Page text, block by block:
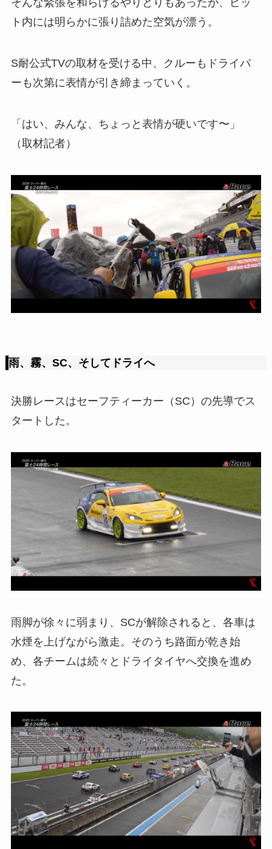
そんな緊張を和らげるやりとりもあったが、ピッ
ト内には明らかに張り詰めた空気が漂う。
S耐公式TVの取材を受ける中、クルーもドライバ
ーも次第に表情が引き締まっていく。
「はい、みんな、ちょっと表情が硬いです〜」
（取材記者）
雨、霧、SC、そしてドライへ
決勝レースはセーフティーカー（SC）の先導でス
タートした。
雨脚が徐々に弱まり、SCが解除されると、各車は
水煙を上げながら激走。そのうち路面が乾き始
め、各チームは続々とドライタイヤへ交換を進め
た。